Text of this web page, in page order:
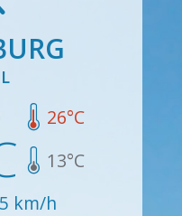
26°C
13°C
km/h